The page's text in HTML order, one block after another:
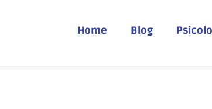
Home Blog